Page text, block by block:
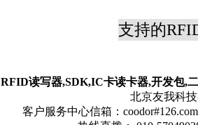
支持的
RFID读写器,SDK,IC卡读卡器,开发包,
北京友我科
客户服务中心信箱：